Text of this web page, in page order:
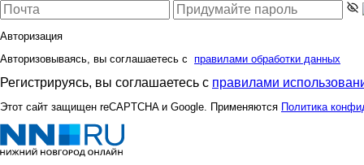
Авторизация
Авторизовываясь, вы соглашаетесь с правилами обработки данных
Регистрируясь, вы соглашаетесь с правилами
Этот сайт защищен reCAPTCHA и Google. Применяются Политика